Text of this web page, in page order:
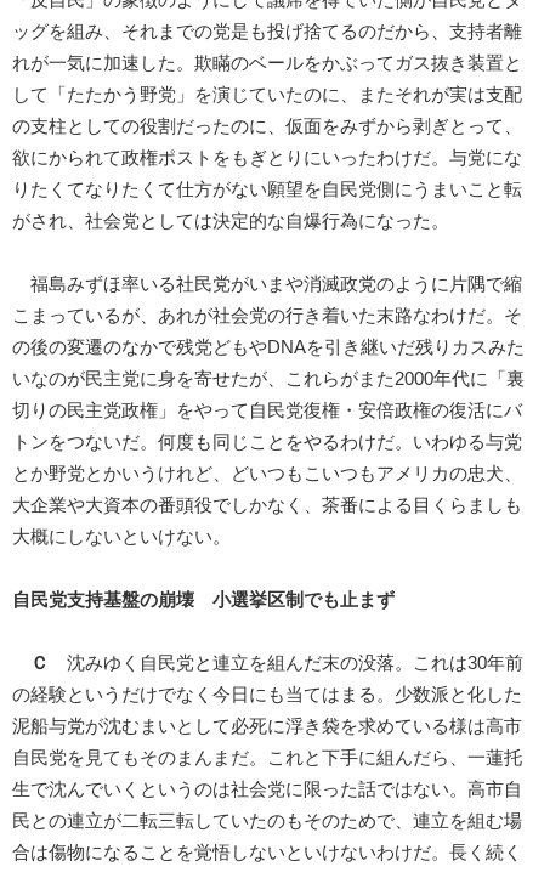
ッグを組み、それまでの党是も投げ捨てるのだから、支持者離
れが一気に加速した。欺瞞のベールをかぶってガス抜き装置と
して「たたかう野党」を演じていたのに、またそれが実は支配
の支柱としての役割だったのに、仮面をみずから剥ぎとって、
欲にかられて政権ポストをもぎとりにいったわけだ。与党にな
りたくてなりたくて仕方がない願望を自民党側にうまいこと転
がされ、社会党としては決定的な自爆行為になった。
福島みずほ率いる社民党がいまや消滅政党のように片隅で縮
こまっているが、あれが社会党の行き着いた末路なわけだ。そ
の後の変遷のなかで残党どもやDNAを引き継いだ残りカスみた
いなのが民主党に身を寄せたが、これらがまた2000年代に「裏
切りの民主党政権」をやって自民党復権・安倍政権の復活にバ
トンをつないだ。何度も同じことをやるわけだ。いわゆる与党
とか野党とかいうけれど、どいつもこいつもアメリカの忠犬、
大企業や大資本の番頭役でしかなく、茶番による目くらましも
大概にしないといけない。
自民党支持基盤の崩壊 小選挙区制でも止まず
Ｃ
沈みゆく自民党と連立を組んだ末の没落。これは30年前
の経験というだけでなく今日にも当てはまる。少数派と化した
泥船与党が沈むまいとして必死に浮き袋を求めている様は高市
自民党を見てもそのまんまだ。これと下手に組んだら、一蓮托
生で沈んでいくというのは社会党に限った話ではない。高市自
民との連立が二転三転していたのもそのためで、連立を組む場
合は傷物になることを覚悟しないといけないわけだ。長く続く